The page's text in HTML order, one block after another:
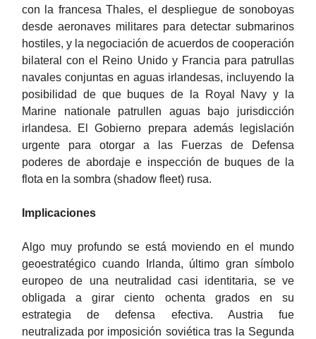
con la francesa Thales, el despliegue de sonoboyas
desde aeronaves militares para detectar submarinos
hostiles, y la negociación de acuerdos de cooperación
bilateral con el Reino Unido y Francia para patrullas
navales conjuntas en aguas irlandesas, incluyendo la
posibilidad de que buques de la Royal Navy y la
Marine nationale patrullen aguas bajo jurisdicción
irlandesa. El Gobierno prepara además legislación
urgente para otorgar a las Fuerzas de Defensa
poderes de abordaje e inspección de buques de la
flota en la sombra (shadow fleet) rusa.
Implicaciones
Algo muy profundo se está moviendo en el mundo
geoestratégico cuando Irlanda, último gran símbolo
europeo de una neutralidad casi identitaria, se ve
obligada a girar ciento ochenta grados en su
estrategia de defensa efectiva. Austria fue
neutralizada por imposición soviética tras la Segunda